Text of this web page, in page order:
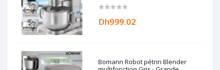
Dh999.02
Bomann Robot pétrin Blender